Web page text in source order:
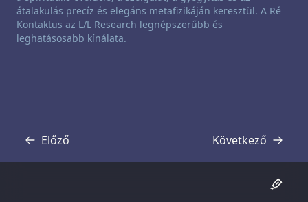
átalakulás precíz és elegáns metafizikáján keresztül. A Ré
Kontaktus az L/L Research legnépszerűbb és
leghatásosabb kínálata.
Előző
Átirat Következő
Átirat